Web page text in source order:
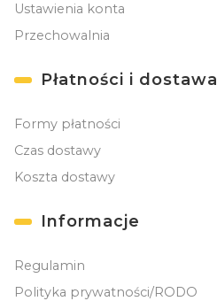
Ustawienia konta
Przechowalnia
Płatności i dostawa
Formy płatności
Czas dostawy
Koszta dostawy
Informacje
Regulamin
Polityka prywatności/RODO